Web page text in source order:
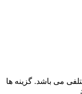
می باشد. گزینه ها